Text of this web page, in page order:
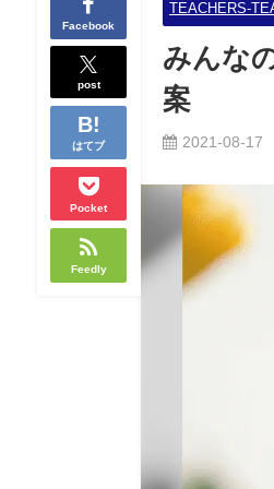
Facebook
post
はてブ
Pocket
Feedly
TEACHERS-
みんな
案
2021-08-17